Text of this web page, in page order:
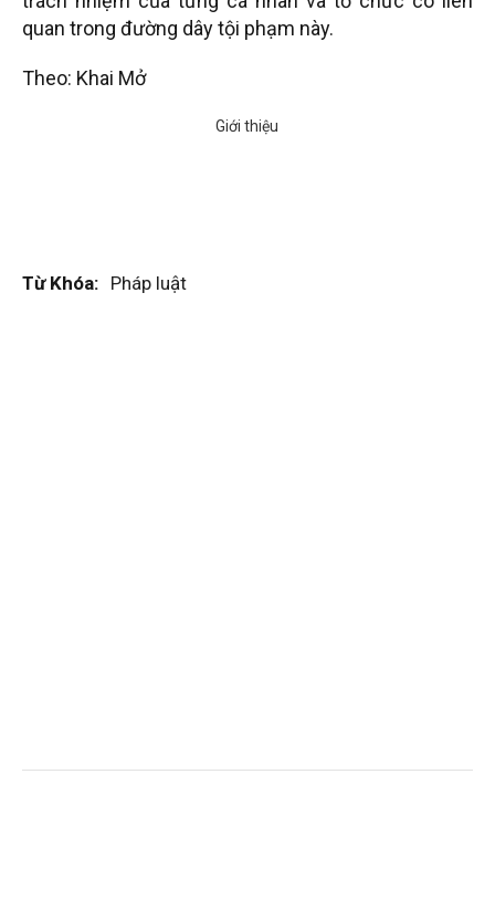
quan trong đường dây tội phạm này.
Theo: Khai Mở
Từ Khóa: Pháp luật